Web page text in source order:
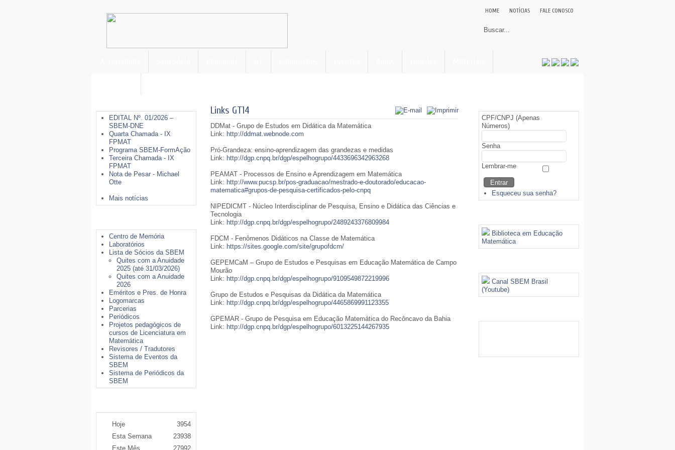
HOME NOTÍCIAS FALE CONOSCO
EDITAL Nº. 01/2026 –
SBEM-DNE
Quarta Chamada - IX
FPMAT
Programa SBEM-FormAção
Terceira Chamada - IX
FPMAT
Nota de Pesar - Michael
Otte
Mais notícias
Centro de Memória
Laboratórios
Lista de Sócios da SBEM
Quites com a Anuidade
2025 (até 31/03/2026)
Quites com a Anuidade
2026
Eméritos e Pres. de Honra
Logomarcas
Parcerias
Periódicos
Projetos pedagógicos de
cursos de Licenciatura em
Matemática
Revisores / Tradutores
Sistema de Eventos da
SBEM
Sistema de Periódicos da
SBEM
Hoje
Esta Semana
Este Mês
3954
23938
27992
Links GT14
DDMat - Grupo de Estudos em Didática da Matemática
Link: http://ddmat.webnode.com
Pró-Grandeza: ensino-aprendizagem das grandezas e medidas
Link: http://dgp.cnpq.br/dgp/espelhogrupo/4433696342963268
PEAMAT - Processos de Ensino e Aprendizagem em Matemática
Link: http://www.pucsp.br/pos-graduacao/mestrado-e-doutorado/educacao-
matematica#grupos-de-pesquisa-certificados-pelo-cnpq
NIPEDICMT - Núcleo Interdisciplinar de Pesquisa, Ensino e Didática das Ciências e
Tecnologia
Link: http://dgp.cnpq.br/dgp/espelhogrupo/2489243376809984
FDCM - Fenômenos Didáticos na Classe de Matemática
Link: https://sites.google.com/site/grupofdcm/
GEPEMCaM – Grupo de Estudos e Pesquisas em Educação Matemática de Campo
Mourão
Link: http://dgp.cnpq.br/dgp/espelhogrupo/9109549872219996
Grupo de Estudos e Pesquisas da Didática da Matemática
Link: http://dgp.cnpq.br/dgp/espelhogrupo/4465869991123355
GPEMAR - Grupo de Pesquisa em Educação Matemática do Recôncavo da Bahia
Link: http://dgp.cnpq.br/dgp/espelhogrupo/6013225144267935
CPF/CNPJ (Apenas
Números)
Senha
Lembrar-me
Esqueceu sua senha?
Biblioteca em Educação
Matemática
Canal SBEM Brasil
(Youtube)